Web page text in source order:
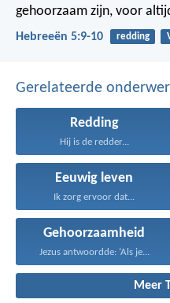
gehoorzaam zijn, voor
Hebreeën 5:9-10 redding
Gerelateerde
Redding
Hij is de redder...
Eeuwig leven
Ik zorg ervoor dat...
Gehoorzaamheid
Jezus antwoordde: ‘Als je...
Meer